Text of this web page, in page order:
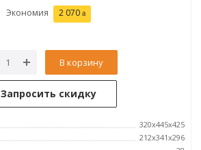
Экономия 2 070
В корзину
Запросить скидку
320x445x425
212х341х296